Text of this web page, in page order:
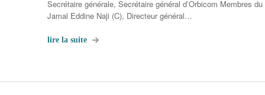
Secrétaire générale, Secrétaire général d’Orbicom Membres
Jamal Eddine Naji (C), Directeur général…
lire la suite